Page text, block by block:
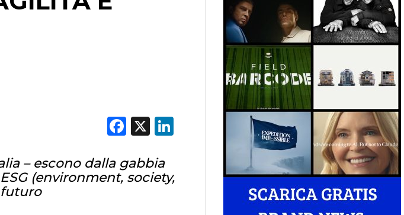
Facebook
X LinkedIn
– escono dalla gabbia
(environment, society,